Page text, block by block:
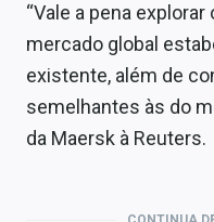
“Vale a pena
mercado global
existente, além de
semelhantes às do
da Maersk à Reuters.